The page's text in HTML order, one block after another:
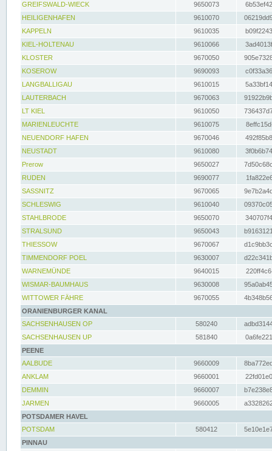
GREIFSWALD-WIECK
9650073
HEILIGENHAFEN
9610070
KAPPELN
9610035
KIEL-HOLTENAU
9610066
KLOSTER
9670050
KOSEROW
9690093
LANGBALLIGAU
9610015
LAUTERBACH
9670063
LT KIEL
9610050
MARIENLEUCHTE
9610075
NEUENDORF HAFEN
9670046
NEUSTADT
9610080
Prerow
9650027
RUDEN
9690077
SASSNITZ
9670065
SCHLESWIG
9610040
STAHLBRODE
9650070
STRALSUND
9650043
THIESSOW
9670067
TIMMENDORF POEL
9630007
WARNEMÜNDE
9640015
WISMAR-BAUMHAUS
9630008
WITTOWER FÄHRE
9670055
ORANIENBURGER KANAL
SACHSENHAUSEN OP
580240
SACHSENHAUSEN UP
581840
PEENE
AALBUDE
9660009
ANKLAM
9660001
DEMMIN
9660007
JARMEN
9660005
POTSDAMER HAVEL
POTSDAM
580412
PINNAU